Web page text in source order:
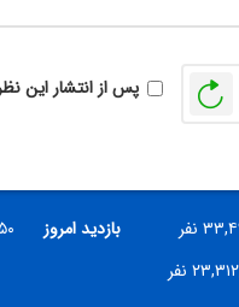
بازخوانیپس از انتشار این
نفر بازدید امروز
نفر